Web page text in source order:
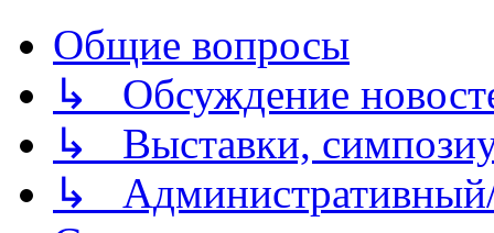
Общие вопросы
↳ Обсуждение
↳ Выставки,
↳